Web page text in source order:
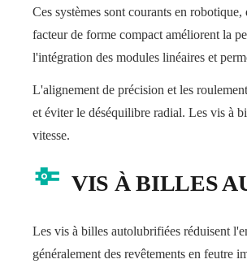
Ces systèmes sont courants en
facteur de forme compact améliorent la
l'intégration des modules linéaires et
L'alignement de précision et les
et éviter le déséquilibre radial. Les vis à
vitesse.
VIS À BILLES
Les vis à billes autolubrifiées réduisent
généralement des revêtements en feutre